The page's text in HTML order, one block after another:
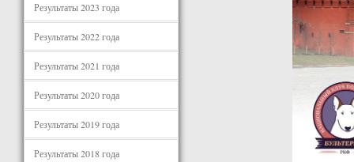
Результаты 2023 года
Результаты 2022 года
Результаты 2021 года
Результаты 2020 года
Результаты 2019 года
Результаты 2018 года